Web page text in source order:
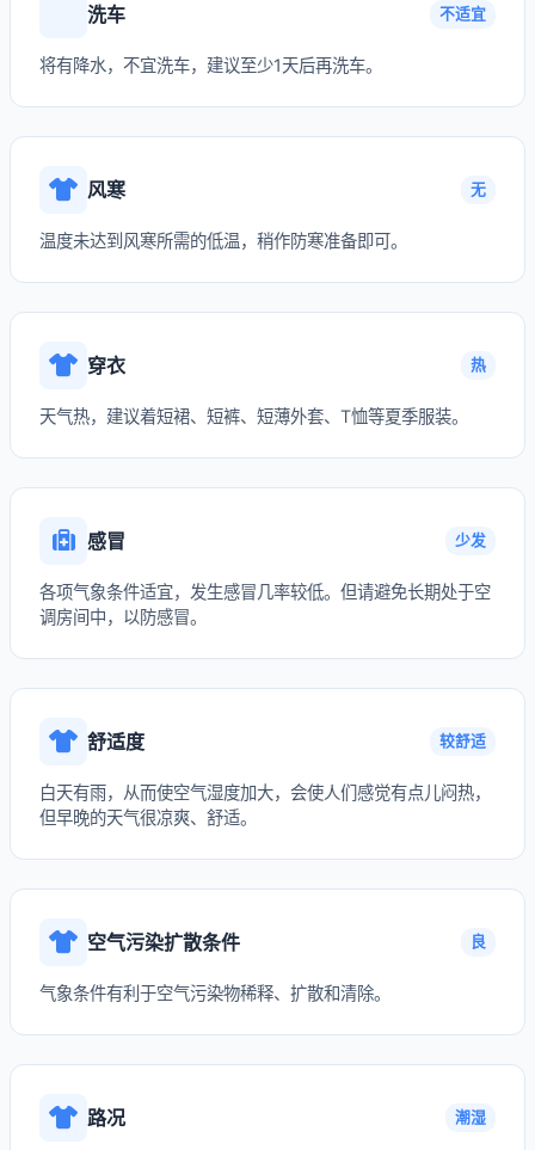
洗车 不适宜
将有降水，不宜洗车，建议至少1天后再洗车。
风寒 无
温度未达到风寒所需的低温，稍作防寒准备即可。
穿衣 热
天气热，建议着短裙、短裤、短薄外套、T恤等夏季服装。
感冒 少发
各项气象条件适宜，发生感冒几率较低。但请避免长期处于空
调房间中，以防感冒。
舒适度 较舒适
白天有雨，从而使空气湿度加大，会使人们感觉有点儿闷热，
但早晚的天气很凉爽、舒适。
空气污染扩散条件 良
气象条件有利于空气污染物稀释、扩散和清除。
路况 潮湿